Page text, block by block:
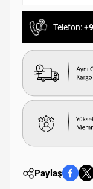
Telefon:
Paylaş